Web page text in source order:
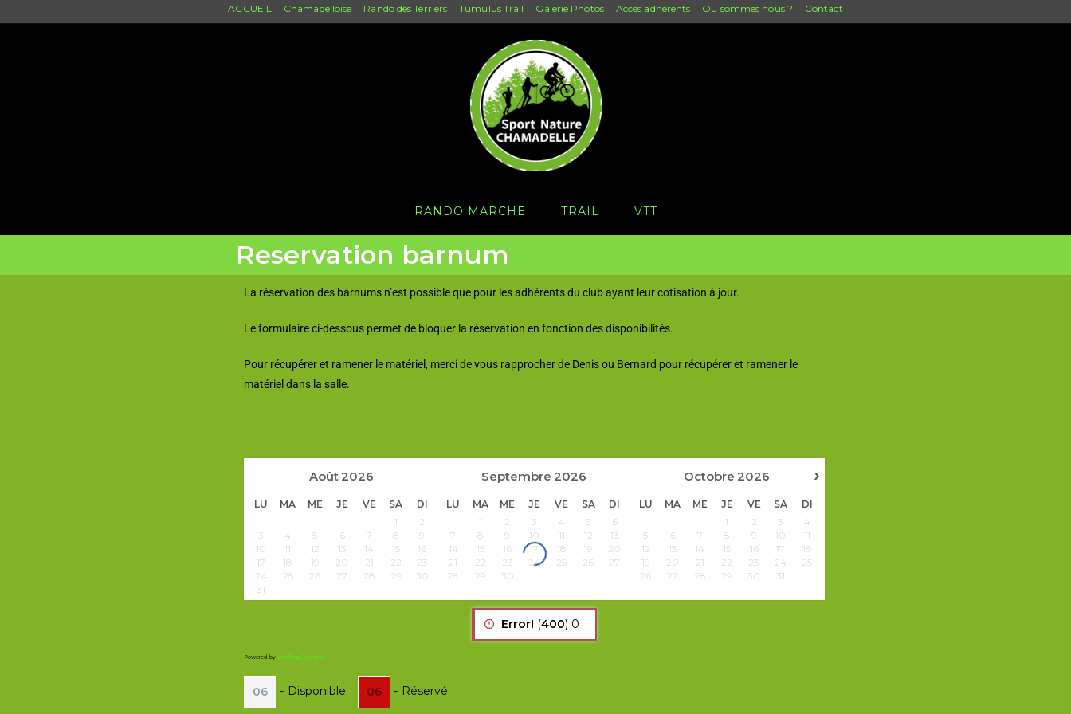
ACCUEIL Chamadelloise Rando des Terriers Tumulus Trail Galerie Photos Accès adhérents Ou sommes nous ? Contact
RANDO MARCHE TRAIL VTT
Reservation barnum
La réservation des barnums n’est possible que pour les adhérents du club ayant leur cotisation à jour.
Le formulaire ci-dessous permet de bloquer la réservation en fonction des disponibilités.
Pour récupérer et ramener le matériel, merci de vous rapprocher de Denis ou Bernard pour récupérer et ramener le
matériel dans la salle.
›
Août 2026
LU MA ME JE VE SA
DI
1
2
3
4 5 6 7 8
9
10
11 12 13 14 15
16
17
18 19 20 21 22
23
24
25 26 27 28 29
30
31
Septembre 2026
LU MA ME JE VE SA
DI
1
2 3 4 5
6
7
8 9 10 11 12
13
14
15 16 17 18 19
20
21
22 23 24 25 26
27
28
29 30
Octobre 2026
LU MA ME JE VE SA
DI
1
2 3
4
5
6 7 8 9 10
11
12
13 14 15 16 17
18
19
20 21 22 23 24
25
26
27 28 29 30 31
Error! (400) 0
Powered by Booking Calendar
06 - Disponible 06 - Réservé